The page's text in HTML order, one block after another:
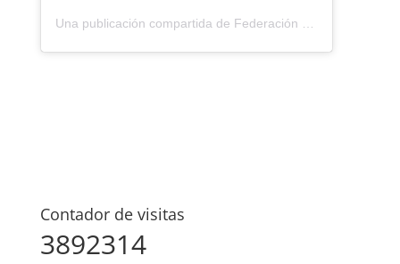
Una publicación compartida de Federación Montañismo Tenerife (@federacion_montanismo_tenerife)
Contador de visitas
3892314